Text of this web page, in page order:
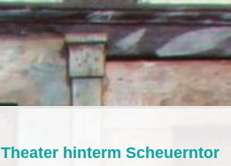
Theater hinterm Scheuerntor